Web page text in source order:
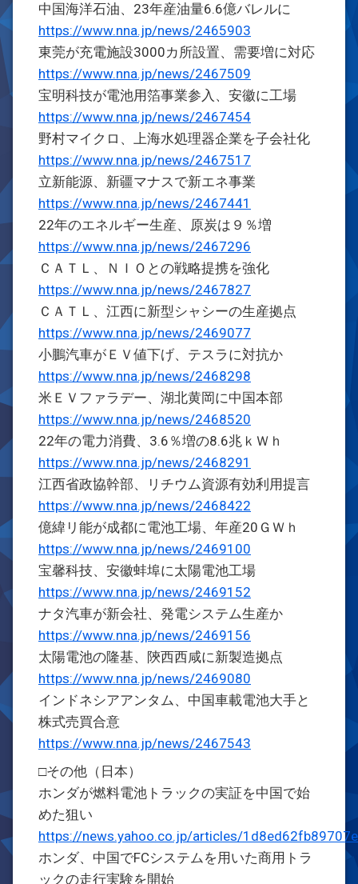
中国海洋石油、23年産油量6.6億バレルに
https://www.nna.jp/news/2465903
東莞が充電施設3000カ所設置、需要増に対応
https://www.nna.jp/news/2467509
宝明科技が電池用箔事業参入、安徽に工場
https://www.nna.jp/news/2467454
野村マイクロ、上海水処理器企業を子会社化
https://www.nna.jp/news/2467517
立新能源、新疆マナスで新エネ事業
https://www.nna.jp/news/2467441
22年のエネルギー生産、原炭は９％増
https://www.nna.jp/news/2467296
ＣＡＴＬ、ＮＩＯとの戦略提携を強化
https://www.nna.jp/news/2467827
ＣＡＴＬ、江西に新型シャシーの生産拠点
https://www.nna.jp/news/2469077
小鵬汽車がＥＶ値下げ、テスラに対抗か
https://www.nna.jp/news/2468298
米ＥＶファラデー、湖北黄岡に中国本部
https://www.nna.jp/news/2468520
22年の電力消費、3.6％増の8.6兆ｋＷｈ
https://www.nna.jp/news/2468291
江西省政協幹部、リチウム資源有効利用提言
https://www.nna.jp/news/2468422
億緯リ能が成都に電池工場、年産20ＧＷｈ
https://www.nna.jp/news/2469100
宝馨科技、安徽蚌埠に太陽電池工場
https://www.nna.jp/news/2469152
ナタ汽車が新会社、発電システム生産か
https://www.nna.jp/news/2469156
太陽電池の隆基、陝西西咸に新製造拠点
https://www.nna.jp/news/2469080
インドネシアアンタム、中国車載電池大手と
株式売買合意
https://www.nna.jp/news/2467543
□その他（日本）
ホンダが燃料電池トラックの実証を中国で始
めた狙い
https://news.yahoo.co.jp/articles/
ホンダ、中国でFCシステムを用いた商用トラ
ックの走行実験を開始